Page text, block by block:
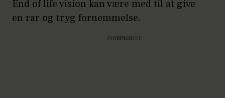
End of life vision kan være med til at give
en rar og tryg fornemmelse.
Annonce